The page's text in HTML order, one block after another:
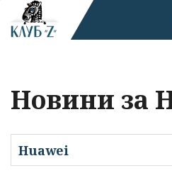
Новини за